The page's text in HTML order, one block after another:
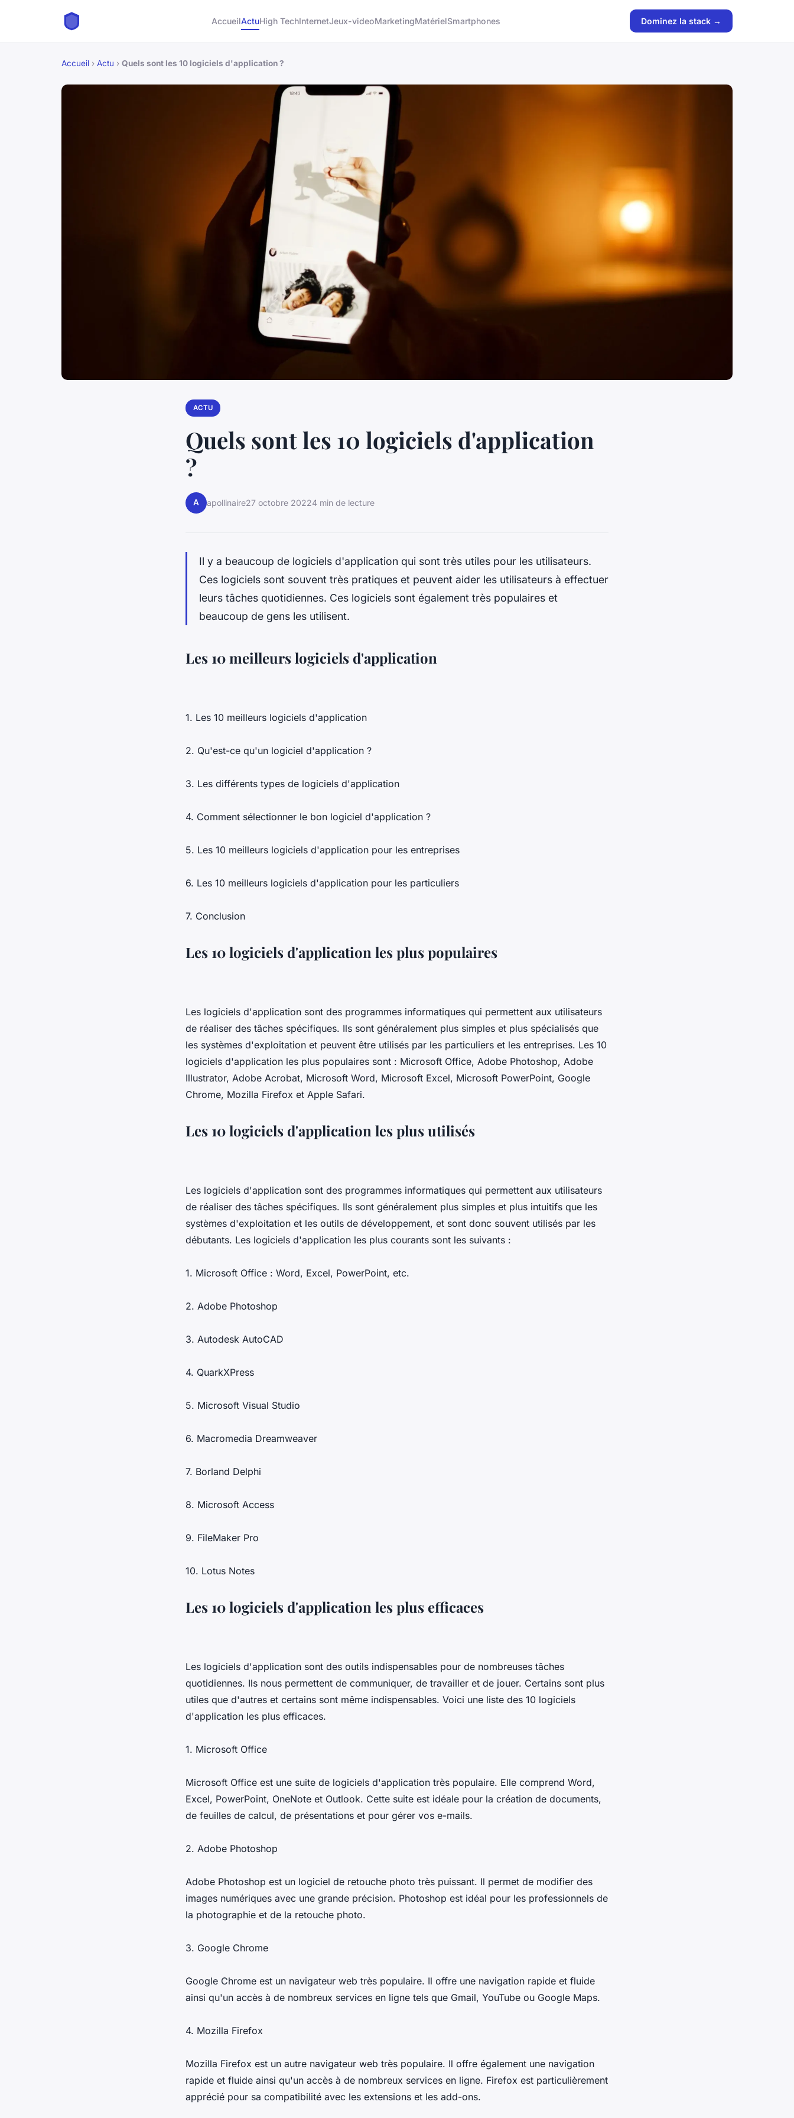
AccueilActuHigh TechInternetJeux-videoMarketingMatérielSmartphones Dominez la stack →
Accueil › Actu › Quels sont les 10 logiciels d'application ?
ACTU
Quels sont les 10 logiciels d'application
?
A apollinaire27 octobre 20224 min de lecture
Il y a beaucoup de logiciels d'application qui sont très utiles pour les utilisateurs.
Ces logiciels sont souvent très pratiques et peuvent aider les utilisateurs à effectuer
leurs tâches quotidiennes. Ces logiciels sont également très populaires et
beaucoup de gens les utilisent.
Les 10 meilleurs logiciels d'application
1. Les 10 meilleurs logiciels d'application
2. Qu'est-ce qu'un logiciel d'application ?
3. Les différents types de logiciels d'application
4. Comment sélectionner le bon logiciel d'application ?
5. Les 10 meilleurs logiciels d'application pour les entreprises
6. Les 10 meilleurs logiciels d'application pour les particuliers
7. Conclusion
Les 10 logiciels d'application les plus populaires
Les logiciels d'application sont des programmes informatiques qui permettent aux utilisateurs
de réaliser des tâches spécifiques. Ils sont généralement plus simples et plus spécialisés que
les systèmes d'exploitation et peuvent être utilisés par les particuliers et les entreprises. Les 10
logiciels d'application les plus populaires sont : Microsoft Office, Adobe Photoshop, Adobe
Illustrator, Adobe Acrobat, Microsoft Word, Microsoft Excel, Microsoft PowerPoint, Google
Chrome, Mozilla Firefox et Apple Safari.
Les 10 logiciels d'application les plus utilisés
Les logiciels d'application sont des programmes informatiques qui permettent aux utilisateurs
de réaliser des tâches spécifiques. Ils sont généralement plus simples et plus intuitifs que les
systèmes d'exploitation et les outils de développement, et sont donc souvent utilisés par les
débutants. Les logiciels d'application les plus courants sont les suivants :
1. Microsoft Office : Word, Excel, PowerPoint, etc.
2. Adobe Photoshop
3. Autodesk AutoCAD
4. QuarkXPress
5. Microsoft Visual Studio
6. Macromedia Dreamweaver
7. Borland Delphi
8. Microsoft Access
9. FileMaker Pro
10. Lotus Notes
Les 10 logiciels d'application les plus efficaces
Les logiciels d'application sont des outils indispensables pour de nombreuses tâches
quotidiennes. Ils nous permettent de communiquer, de travailler et de jouer. Certains sont plus
utiles que d'autres et certains sont même indispensables. Voici une liste des 10 logiciels
d'application les plus efficaces.
1. Microsoft Office
Microsoft Office est une suite de logiciels d'application très populaire. Elle comprend Word,
Excel, PowerPoint, OneNote et Outlook. Cette suite est idéale pour la création de documents,
de feuilles de calcul, de présentations et pour gérer vos e-mails.
2. Adobe Photoshop
Adobe Photoshop est un logiciel de retouche photo très puissant. Il permet de modifier des
images numériques avec une grande précision. Photoshop est idéal pour les professionnels de
la photographie et de la retouche photo.
3. Google Chrome
Google Chrome est un navigateur web très populaire. Il offre une navigation rapide et fluide
ainsi qu'un accès à de nombreux services en ligne tels que Gmail, YouTube ou Google Maps.
4. Mozilla Firefox
Mozilla Firefox est un autre navigateur web très populaire. Il offre également une navigation
rapide et fluide ainsi qu'un accès à de nombreux services en ligne. Firefox est particulièrement
apprécié pour sa compatibilité avec les extensions et les add-ons.